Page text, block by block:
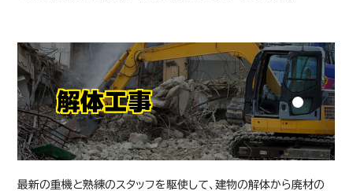
解体工事
最新の重機と熟練のスタッフを駆使して、建物の解体から廃材の